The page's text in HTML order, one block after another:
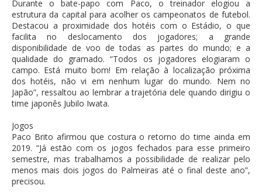
Durante o bate-papo com Paco, o treinador elogiou a
estrutura da capital para acolher os campeonatos de futebol.
Destacou a proximidade dos hotéis com o Estádio, o que
facilita no deslocamento dos jogadores; a grande
disponibilidade de voo de todas as partes do mundo; e a
qualidade do gramado. “Todos os jogadores elogiaram o
campo. Está muito bom! Em relação à localização próxima
dos hotéis, não vi em nenhum lugar do mundo. Nem no
Japão”, ressaltou ao lembrar a trajetória dele quando dirigiu o
time japonês Jubilo Iwata.
Jogos
Paco Brito afirmou que costura o retorno do time ainda em
2019. “Já estão com os jogos fechados para esse primeiro
semestre, mas trabalhamos a possibilidade de realizar pelo
menos mais dois jogos do Palmeiras até o final deste ano”,
precisou.